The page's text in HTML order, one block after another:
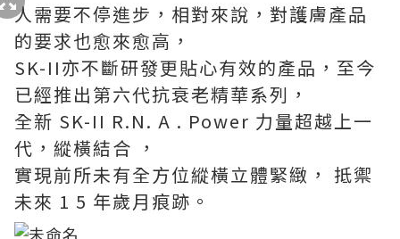
人需要不停進步，相對來說，對護膚產品
的要求也愈來愈高，
SK-II亦不斷研發更貼心有效的產品，至今
已經推出第六代抗衰老精華系列，
全新 SK-II R.N. A . Power 力量超越上一
代，縱橫結合 ，
實現前所未有全方位縱橫立體緊緻， 抵禦
未來 1 5 年歲月痕跡。